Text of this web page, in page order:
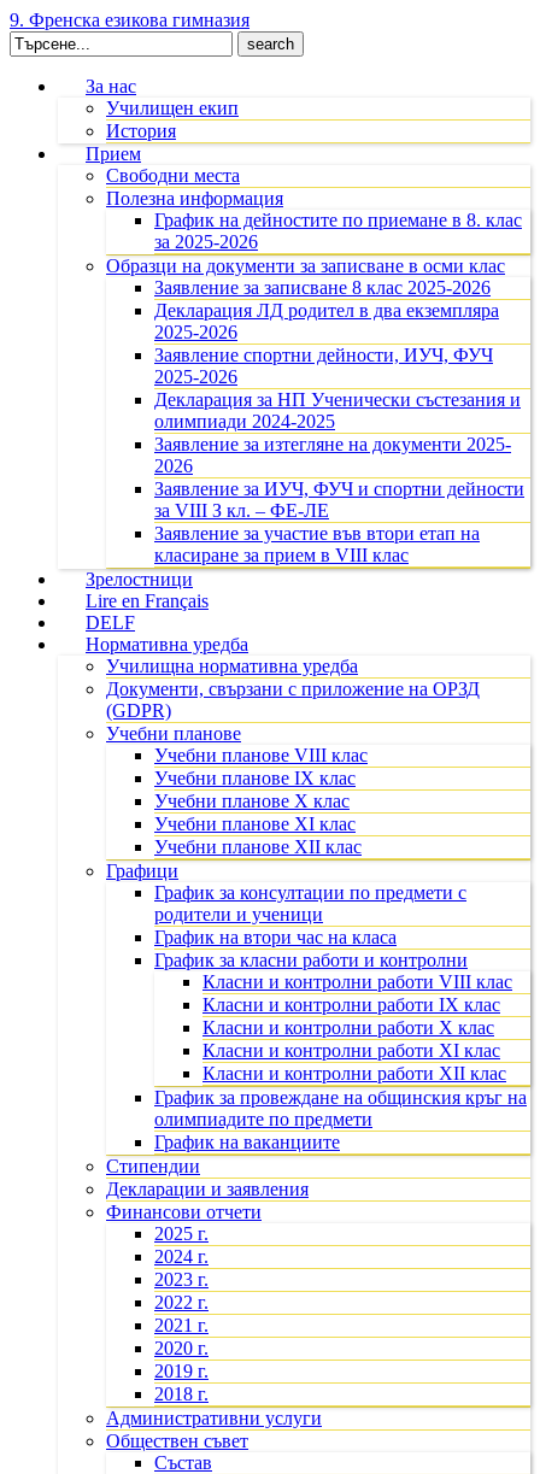
9. Френска езикова гимназия
Search
for:
За нас
Училищен екип
История
Прием
Свободни места
Полезна информация
График на дейностите по приемане в 8. клас
за 2025-2026
Образци на документи за записване в осми клас
Заявление за записване 8 клас 2025-2026
Декларация ЛД родител в два екземпляра
2025-2026
Заявление спортни дейности, ИУЧ, ФУЧ
2025-2026
Декларация за НП Ученически състезания и
олимпиади 2024-2025
Заявление за изтегляне на документи 2025-
2026
Заявление за ИУЧ, ФУЧ и спортни дейности
за VIII З кл. – ФЕ-ЛЕ
Заявление за участие във втори етап на
класиране за прием в VIII клас
Зрелостници
Lire en Français
DELF
Нормативна уредба
Училищна нормативна уредба
Документи, свързани с приложение на ОРЗД
(GDPR)
Учебни планове
Учебни планове VIII клас
Учебни планове IX клас
Учебни планове X клас
Учебни планове XI клас
Учебни планове XII клас
Графици
График за консултации по предмети с
родители и ученици
График на втори час на класа
График за класни работи и контролни
Класни и контролни работи VIII клас
Класни и контролни работи IX клас
Класни и контролни работи X клас
Класни и контролни работи XI клас
Класни и контролни работи XII клас
График за провеждане на общинския кръг на
олимпиадите по предмети
График на ваканциите
Стипендии
Декларации и заявления
Финансови отчети
2025 г.
2024 г.
2023 г.
2022 г.
2021 г.
2020 г.
2019 г.
2018 г.
Административни услуги
Обществен съвет
Състав